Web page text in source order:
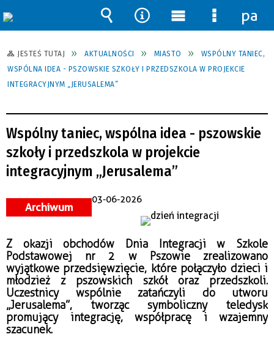
JESTEŚ TUTAJ AKTUALNOŚCI MIASTO
WSPÓLNY TANIEC,
WSPÓLNA IDEA - PSZOWSKIE SZKOŁY I PRZEDSZKOLA W PROJEKCIE
INTEGRACYJNYM „JERUSALEMA”
Wspólny taniec, wspólna idea - pszowskie
szkoły i przedszkola w projekcie
integracyjnym „Jerusalema”
Archiwum
03-06-2026
Z okazji obchodów Dnia Integracji w Szkole
Podstawowej nr 2 w Pszowie zrealizowano
wyjątkowe przedsięwzięcie, które połączyło dzieci i
młodzież z pszowskich szkół oraz przedszkoli.
Uczestnicy wspólnie zatańczyli do utworu
„Jerusalema”, tworząc symboliczny teledysk
promujący integrację, współpracę i wzajemny
szacunek.
Wyszukiwarka
Narzędzia
Menu
główne
Menu